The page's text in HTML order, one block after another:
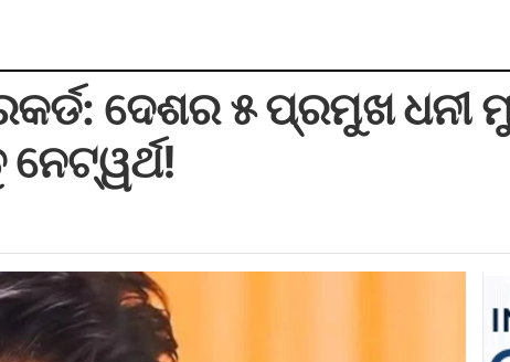
ଦେଶର ୫ ପ୍ରମୁଖ ଧନୀ